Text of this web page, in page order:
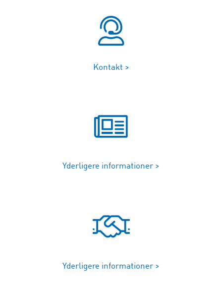
Kontakt >
Yderligere informationer >
Yderligere informationer >